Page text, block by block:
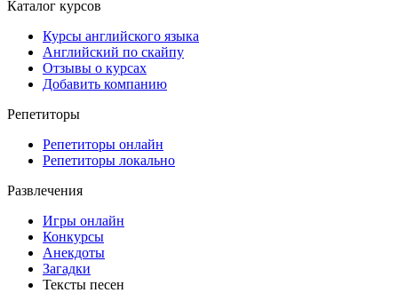
Каталог курсов
Курсы английского языка
Английский по скайпу
Отзывы о курсах
Добавить компанию
Репетиторы
Репетиторы онлайн
Репетиторы локально
Развлечения
Игры онлайн
Конкурсы
Анекдоты
Загадки
Тексты песен